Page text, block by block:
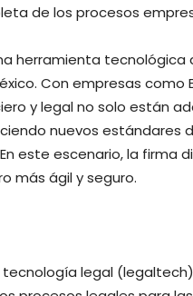
de los procesos
herramienta
Con empresas como
y legal no solo están
nuevos estándares
este escenario, la firma
más ágil y seguro.
tecnología legal